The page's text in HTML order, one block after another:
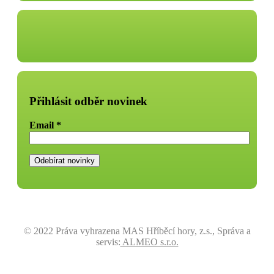
Přihlásit odběr novinek
Email *
© 2022 Práva vyhrazena MAS Hříběcí hory, z.s., Správa a
servis: ALMEO s.r.o.